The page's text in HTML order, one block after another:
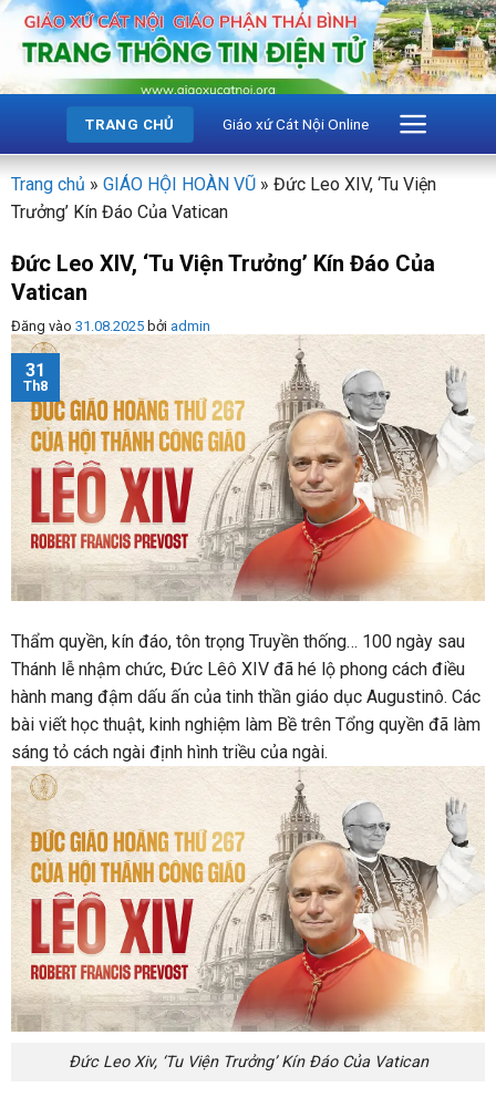
Bỏ
qua
dung
TRANG CHỦ Giáo xứ Cát Nội Online
Trang chủ » GIÁO HỘI HOÀN VŨ » Đức Leo XIV, ‘Tu Viện
Trưởng’ Kín Đáo Của Vatican
Đức Leo XIV, ‘Tu Viện Trưởng’ Kín Đáo Của
Vatican
Đăng vào 31.08.2025 bởi admin
31
Th8
Thẩm quyền, kín đáo, tôn trọng Truyền thống… 100 ngày sau
Thánh lễ nhậm chức, Đức Lêô XIV đã hé lộ phong cách điều
hành mang đậm dấu ấn của tinh thần giáo dục Augustinô. Các
bài viết học thuật, kinh nghiệm làm Bề trên Tổng quyền đã làm
sáng tỏ cách ngài định hình triều của ngài.
Đức Leo Xiv, ‘Tu Viện Trưởng’ Kín Đáo Của Vatican